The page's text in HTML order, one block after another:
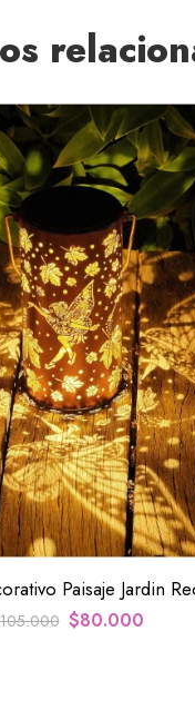
Paisaje Jardin
105.000 $80.000